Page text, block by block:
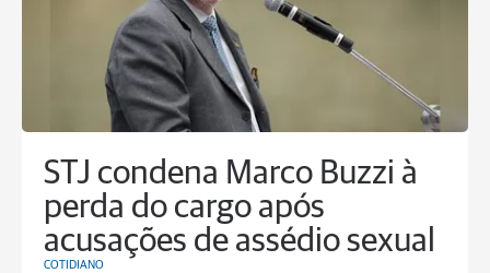
STJ condena Marco Buzzi à
perda do cargo após
acusações de assédio sexual
COTIDIANO